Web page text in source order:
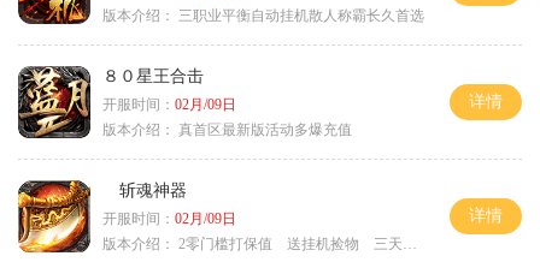
版本介绍：
三职业平衡自动挂机散人称霸长久首选
８０星王合击
开服时间： 02月/09日
版本介绍： 真首区最新版活动多爆充值
详情
斩魂神器
开服时间： 02月/09日
版本介绍： 2零门槛打保值 送挂机捡物 三天合区
详情